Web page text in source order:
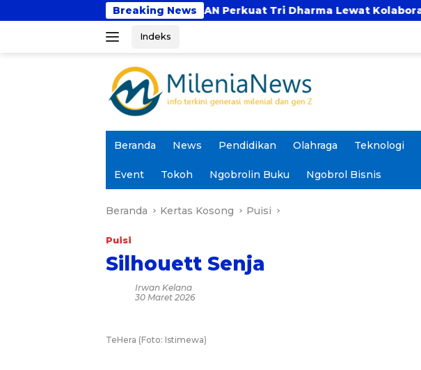
ke
Breaking News
UBSI dan UNTAN Perkuat Tri Dharma Lewat Kolaborasi Akademik
Indeks
Beranda News Pendidikan Olahraga Teknologi
Event Tokoh Ngobrolin Buku Ngobrol Bisnis
Beranda Kertas Kosong Puisi
Puisi
Silhouett Senja
Irwan Kelana
30 Maret 2026
TeHera (Foto: Istimewa)